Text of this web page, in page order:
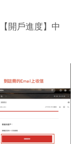
開戶進度】中